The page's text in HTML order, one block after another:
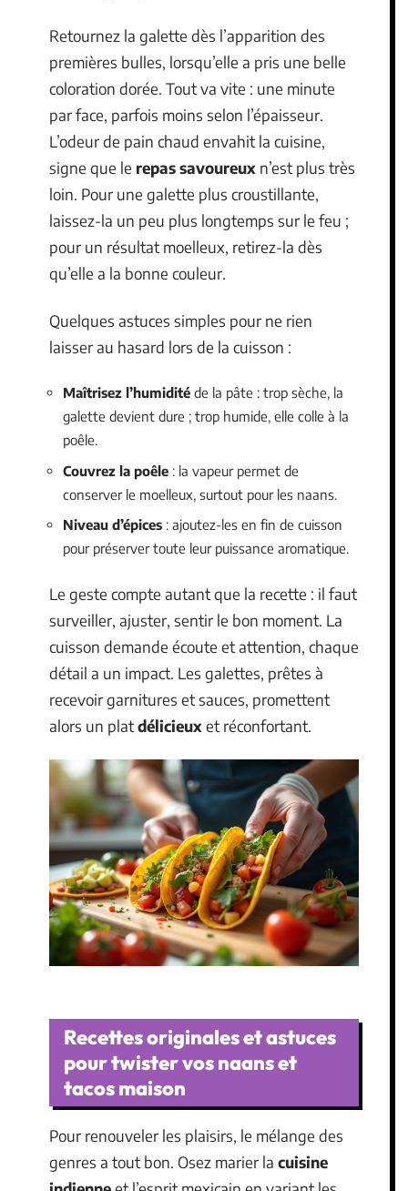
Retournez la galette dès l’apparition des
premières bulles, lorsqu’elle a pris une belle
coloration dorée. Tout va vite : une minute
par face, parfois moins selon l’épaisseur.
L’odeur de pain chaud envahit la cuisine,
signe que le repas savoureux n’est plus très
loin. Pour une galette plus croustillante,
laissez-la un peu plus longtemps sur le feu ;
pour un résultat moelleux, retirez-la dès
qu’elle a la bonne couleur.
Quelques astuces simples pour ne rien
laisser au hasard lors de la cuisson :
Maîtrisez l’humidité de la pâte : trop sèche, la
galette devient dure ; trop humide, elle colle à la
poêle.
Couvrez la poêle : la vapeur permet de
conserver le moelleux, surtout pour les naans.
Niveau d’épices : ajoutez-les en fin de cuisson
pour préserver toute leur puissance aromatique.
Le geste compte autant que la recette : il faut
surveiller, ajuster, sentir le bon moment. La
cuisson demande écoute et attention, chaque
détail a un impact. Les galettes, prêtes à
recevoir garnitures et sauces, promettent
alors un platdélicieuxet réconfortant.
Recettes originales et astuces
pour twister vos naans et
tacos maison
Pour renouveler les plaisirs, le mélange des
genres a tout bon. Osez marier la cuisine